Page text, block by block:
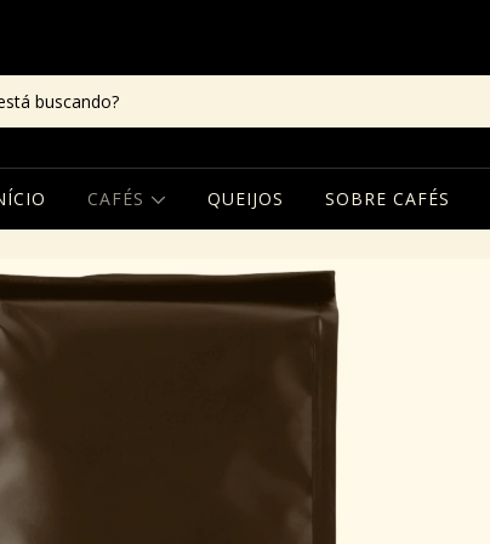
CAFÉS QUEIJOS SOBRE CAFÉS